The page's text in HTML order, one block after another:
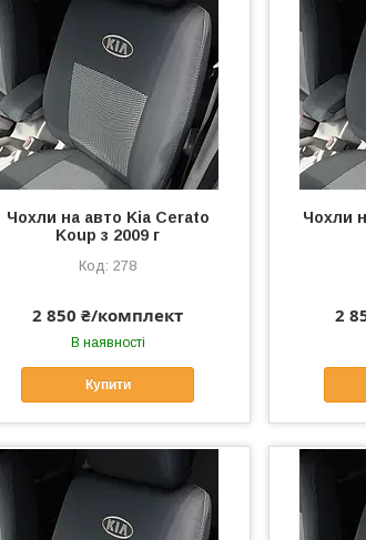
Чохли на авто Kia Cerato
Koup з 2009 г
278
2 850 ₴/комплект
В наявності
Купити
Чохли
2